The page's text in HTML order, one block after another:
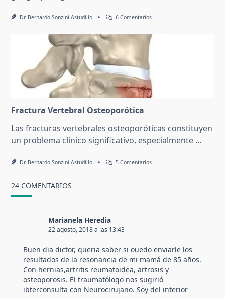
Dr. Bernardo Sonzini Astudillo 6 ComentariosEn
Fractura Vertebral Osteoporótica
Las fracturas vertebrales osteoporóticas constituyen
un problema clínico significativo, especialmente ...
Dr. Bernardo Sonzini Astudillo 5 ComentariosEn
24 COMENTARIOS
Marianela Heredia
22 agosto, 2018 a las 13:43
Buen dia dictor, queria saber si ouedo enviarle los
resultados de la resonancia de mi mamá de 85 años.
Con hernias,artritis reumatoidea, artrosis y
osteoporosis. El traumatólogo nos sugirió
ibterconsulta con Neurocirujano. Soy del interior